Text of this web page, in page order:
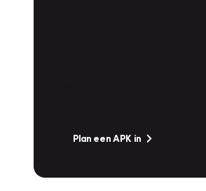
Plan een APK in